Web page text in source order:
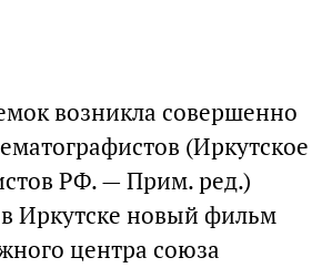
возникла совершенно
(Иркутское
РФ. — Прим. ред.)
Иркутске новый фильм
центра союза